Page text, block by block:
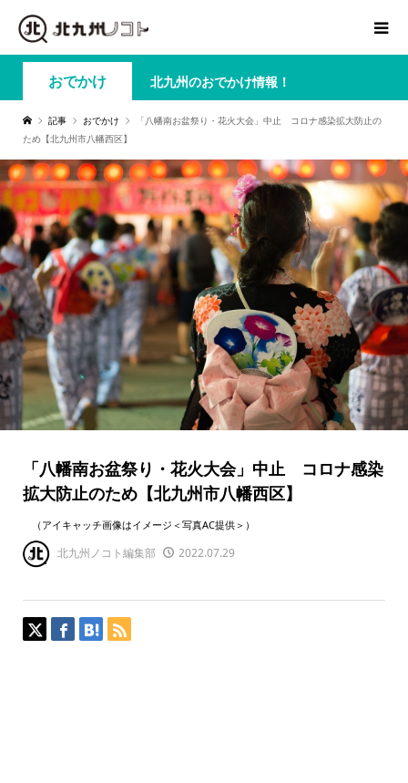
おでかけ 北九州のおでかけ情報！
記事 おでかけ
「八幡南お盆祭り・花火大会」中止 コロナ感染拡大防止の
ため【北九州市八幡西区】
「八幡南お盆祭り・花火大会」中止 コロナ感染
拡大防止のため【北九州市八幡西区】
（アイキャッチ画像はイメージ＜写真AC提供＞）
北九州ノコト編集部 2022.07.29